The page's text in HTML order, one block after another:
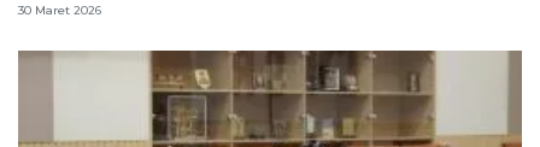
30 Maret 2026